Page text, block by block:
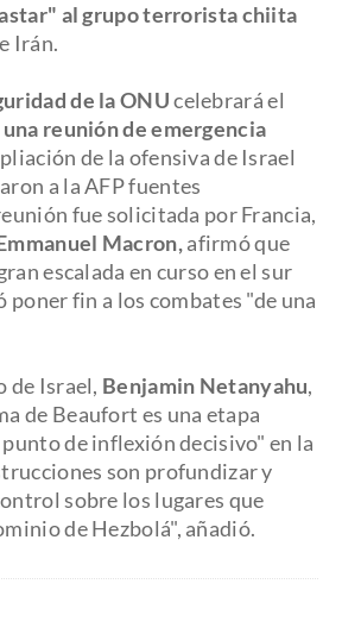
al grupo terrorista chiita
Irán.
de la ONUcelebrará el
una reunión de emergencia
de la ofensiva de Israel
a la AFP fuentes
fue solicitada por Francia,
Macron,afirmó que
escalada en curso en el sur
poner fin a los combates "de una
de Israel, Benjamin Netanyahu,
de Beaufort es una etapa
de inflexión decisivo" en la
son profundizar y
sobre los lugares que
de Hezbolá", añadió.